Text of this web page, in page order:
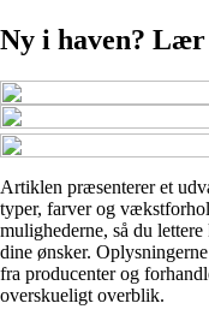
Ny i haven? Lær
Artiklen præsenterer et
typer, farver og
mulighederne, så du
dine ønsker.
fra producenter og
overskueligt overblik.